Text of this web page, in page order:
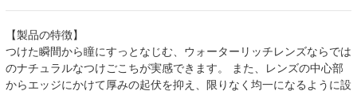
【製品の特徴】
つけた瞬間から瞳にすっとなじむ、ウォーターリッチレンズならでは
のナチュラルなつけごこちが実感できます。 また、レンズの中心部
からエッジにかけて厚みの起伏を抑え、限りなく均一になるように設